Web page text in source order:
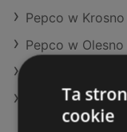
Pepco w
Pepco w Olesno
Pepco w Zblewo
Ta
cookie